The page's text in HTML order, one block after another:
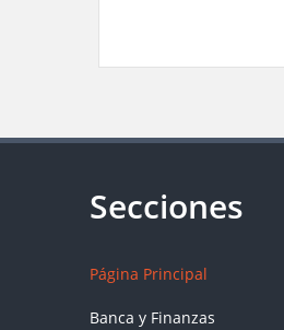
Página Principal
Banca y Finanzas